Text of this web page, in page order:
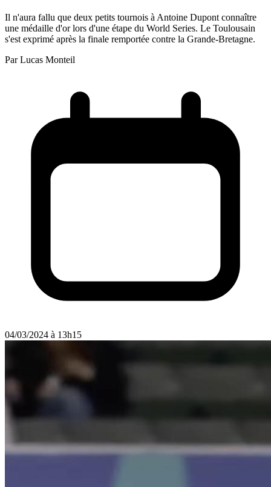
Il n'aura fallu que deux petits tournois à Antoine Dupont connaître
une médaille d'or lors d'une étape du World Series. Le Toulousain
s'est exprimé après la finale remportée contre la Grande-Bretagne.
Par Lucas Monteil
04/03/2024 à 13h15